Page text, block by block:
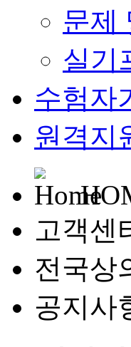
문제
실기
수험자
원격지
고객센
전국상
공지사